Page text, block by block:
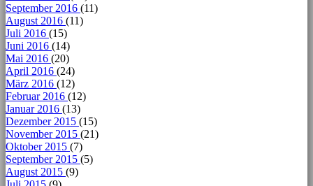
September 2016 (11)
August 2016 (11)
Juli 2016 (15)
Juni 2016 (14)
Mai 2016 (20)
April 2016 (24)
März 2016 (12)
Februar 2016 (12)
Januar 2016 (13)
Dezember 2015 (15)
November 2015 (21)
Oktober 2015 (7)
September 2015 (5)
August 2015 (9)